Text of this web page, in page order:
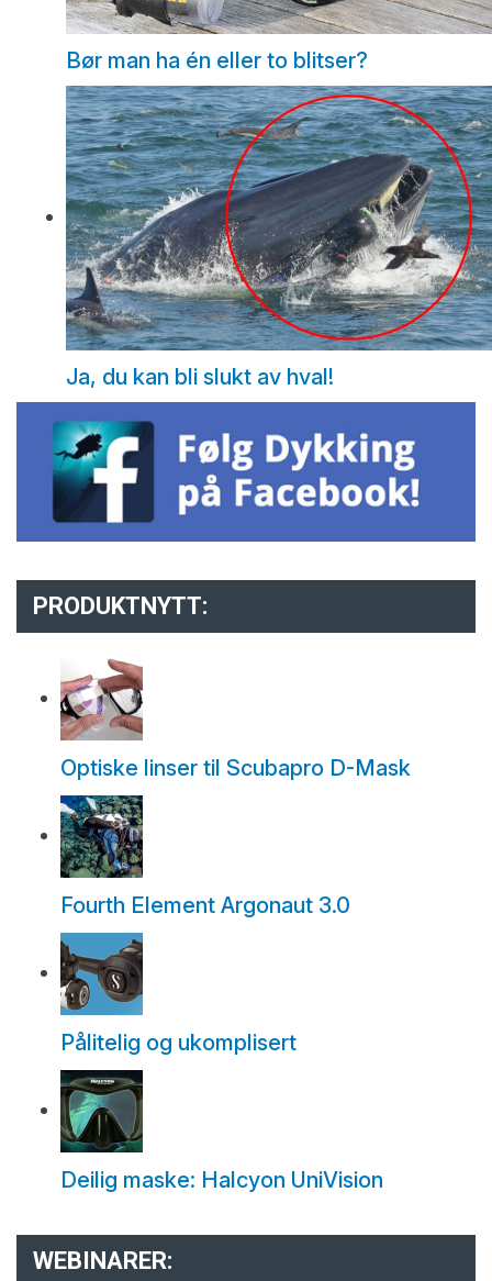
Bør man ha én eller to blitser?
Ja, du kan bli slukt av hval!
PRODUKTNYTT:
Optiske linser til Scubapro D-Mask
Fourth Element Argonaut 3.0
Pålitelig og ukomplisert
Deilig maske: Halcyon UniVision
WEBINARER: